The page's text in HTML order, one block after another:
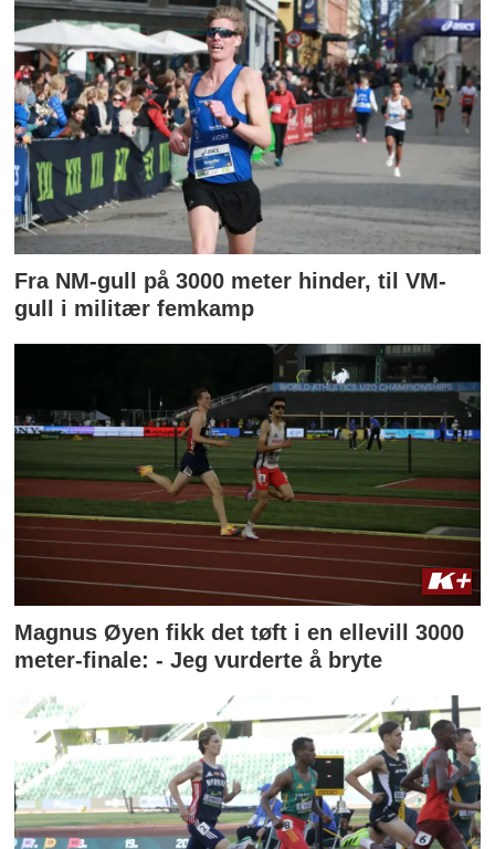
Fra NM-gull på 3000 meter hinder, til VM-
gull i militær femkamp
Magnus Øyen fikk det tøft i en ellevill 3000
meter-finale: - Jeg vurderte å bryte